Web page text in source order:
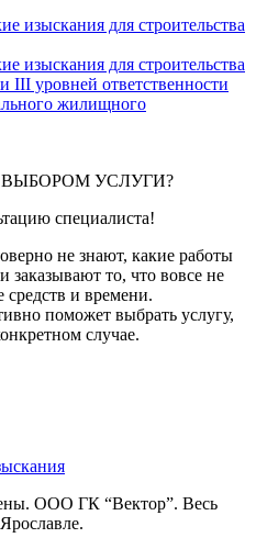
изыскания для строительства
изыскания для строительства
III уровней ответственности
жилищного
УСЛУГИ?
специалиста!
не знают, какие работы
заказывают то, что вовсе не
и времени.
поможет выбрать услугу,
случае.
ООО ГК “Вектор”. Весь